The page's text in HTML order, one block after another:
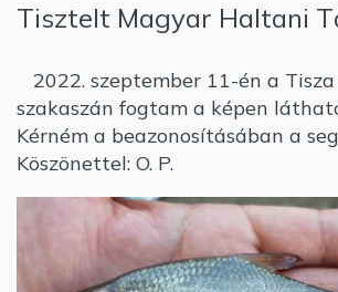
Tisztelt Magyar Haltani
2022. szeptember 11-én a
szakaszán fogtam a képen
Kérném a beazonosításában a
Köszönettel: O. P.